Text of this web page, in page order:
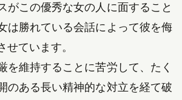
がこの優秀な女の人に面すること
は勝れている会話によって彼を侮
せています。
を維持することに苦労して、たく
のある長い精神的な対立を経て破